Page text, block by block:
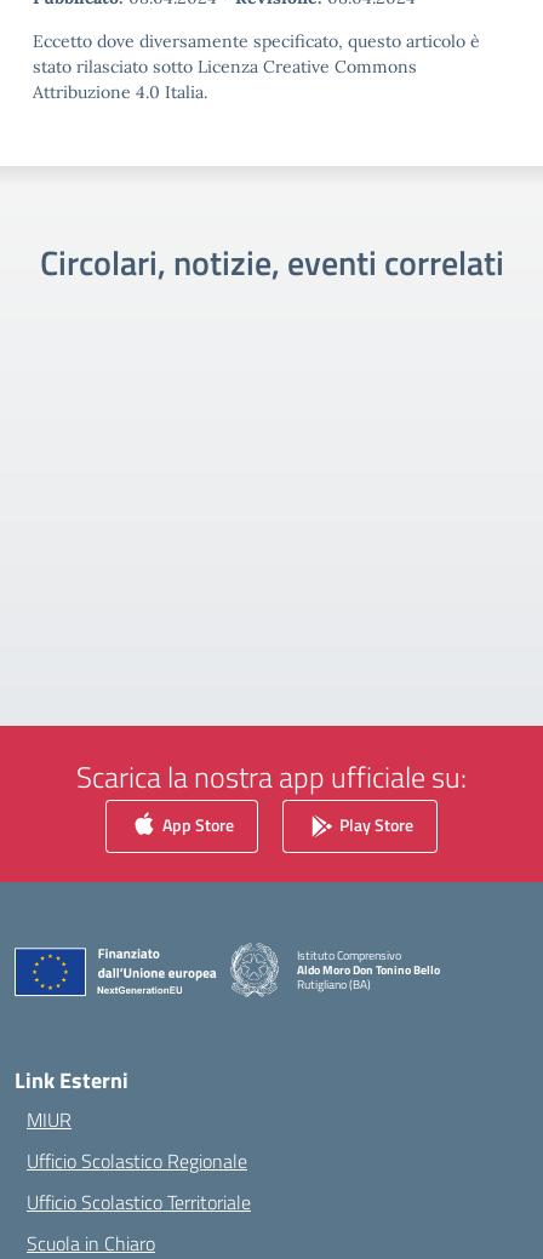
Eccetto dove diversamente specificato, questo articolo è
stato rilasciato sotto Licenza Creative Commons
Attribuzione 4.0 Italia.
Circolari, notizie, eventi correlati
Scarica la nostra app ufficiale su:
App Store Play Store
Istituto Comprensivo
Aldo Moro Don Tonino Bello
Rutigliano (BA)
— Visita la pagina iniziale della scuola
Link Esterni
MIUR
Ufficio Scolastico Regionale
Ufficio Scolastico Territoriale
Scuola in Chiaro